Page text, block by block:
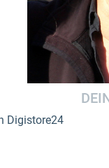
Digistore24